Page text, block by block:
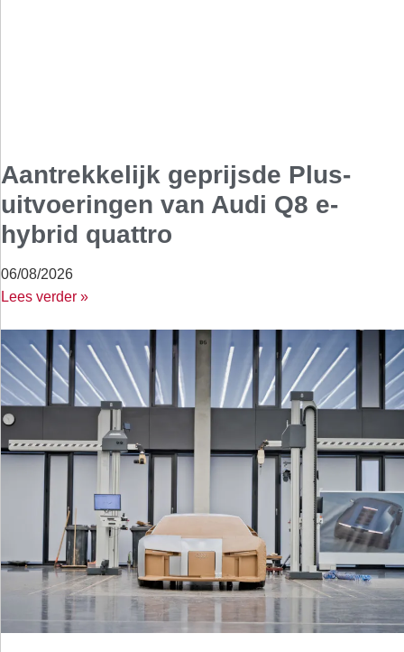
Aantrekkelijk geprijsde Plus-
uitvoeringen van Audi Q8 e-
hybrid quattro
06/08/2026
Lees verder »